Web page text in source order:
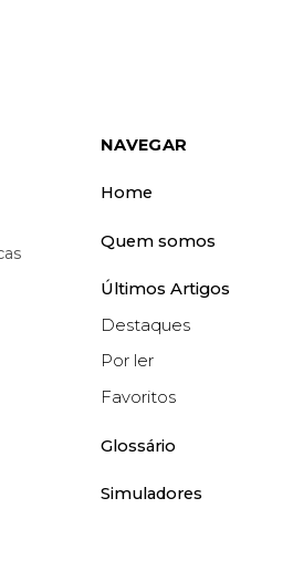
NAVEGAR
Home
Quem somos
Últimos Artigos
Destaques
Por ler
Favoritos
Glossário
Simuladores